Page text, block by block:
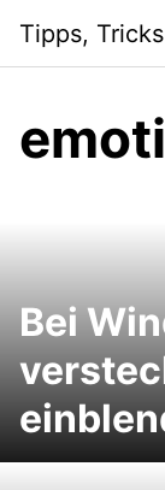
content
Tipps,
Bei